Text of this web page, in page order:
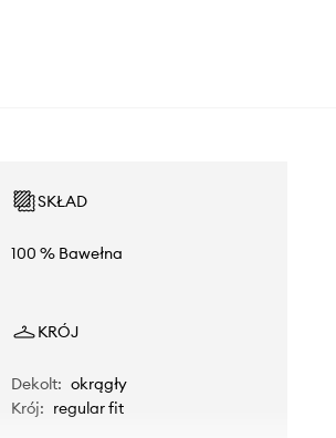
SKŁAD
100 % Bawełna
KRÓJ
Dekolt: okrągły
Krój: regular fit